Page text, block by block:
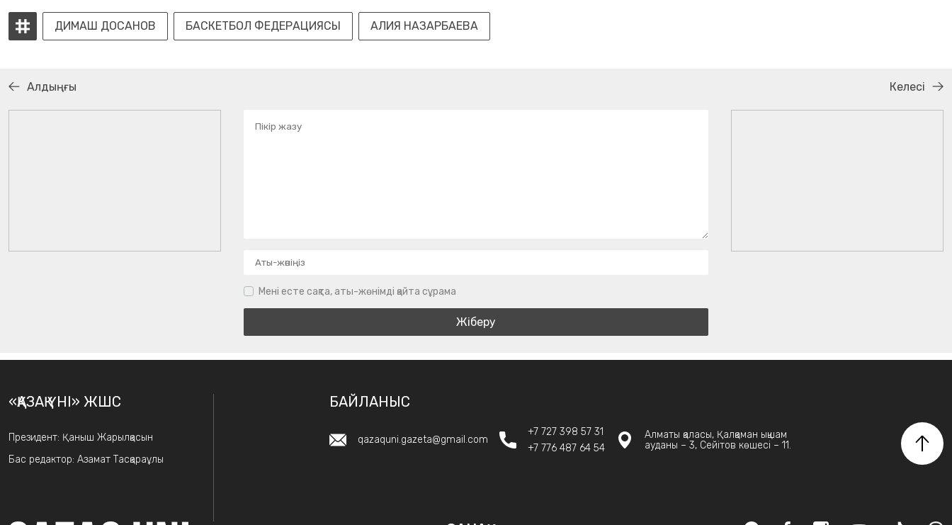
ДИМАШ ДОСАНОВ БАСКЕТБОЛ ФЕДЕРАЦИЯСЫ АЛИЯ НАЗАРБАЕВА
Алдыңғы Келесі
Мені есте сақта, аты-жөнімді қайта сұрама
«ҚАЗАҚ ҮНІ» ЖШС
Президент: Қаныш Жарылқасын
Бас редактор: Азамат Тасқараұлы
БАЙЛАНЫС
qazaquni.gazeta@gmail.com
+7 727 398 57 31
+7 776 487 64 54
Алматы қаласы, Қалқаман ықшам
ауданы – 3, Сейітов көшесі – 11.